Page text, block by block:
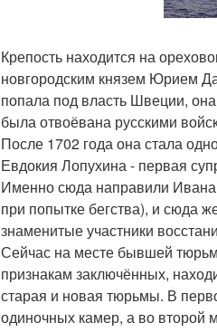
Крепость находится на
новгородским князем Юрием
попала под власть Швеции,
была отвоёвана русскими
После 1702 года она стала
Евдокия Лопухина - первая
Именно сюда направили Ивана
при попытке бегства), и сюда
знаменитые участники
Сейчас на месте бывшей
признакам заключённых,
старая и новая тюрьмы. В
одиночных камер, а во второй